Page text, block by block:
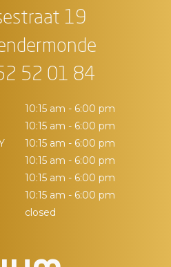
19
52 01 84
10:15 am - 6:00 pm
10:15 am - 6:00 pm
10:15 am - 6:00 pm
10:15 am - 6:00 pm
10:15 am - 6:00 pm
10:15 am - 6:00 pm
closed